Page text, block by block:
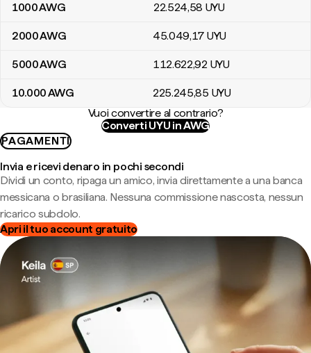
1000AWG 22.524,58 UYU
2000AWG 45.049,17 UYU
5000AWG 112.622,92 UYU
10.000AWG 225.245,85 UYU
Vuoi convertire al contrario?
Converti UYU in AWG
PAGAMENTI
Invia e ricevi denaro in pochi secondi
Dividi un conto, ripaga un amico, invia direttamente a una banca
messicana o brasiliana. Nessuna commissione nascosta, nessun
ricarico subdolo.
Apri il tuo account gratuito